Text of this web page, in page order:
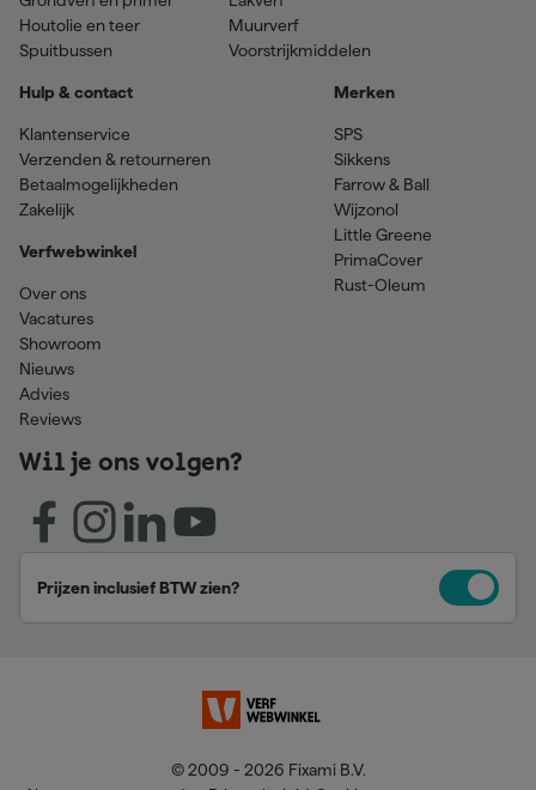
Houtolie en teer
Spuitbussen
Muurverf
Voorstrijkmiddelen
Hulp & contact
Klantenservice
Verzenden & retourneren
Betaalmogelijkheden
Zakelijk
Verfwebwinkel
Over ons
Vacatures
Showroom
Nieuws
Advies
Reviews
Merken
SPS
Sikkens
Farrow & Ball
Wijzonol
Little Greene
PrimaCover
Rust-Oleum
Wil je ons volgen?
Prijzen inclusief BTW zien?
© 2009 - 2026 Fixami B.V.